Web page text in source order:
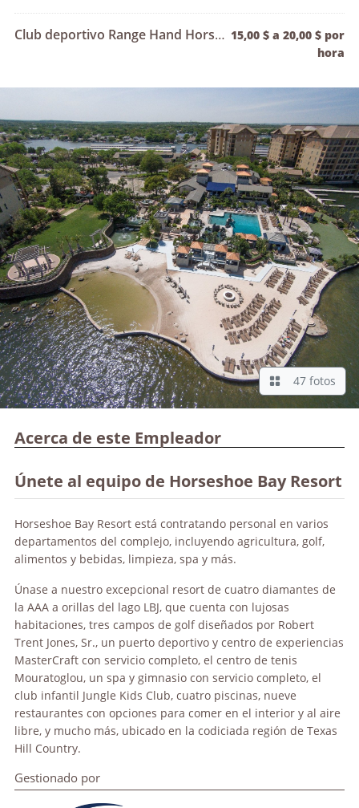
Club deportivo Range Hand Horseshoe Bay 15,00 $ a 20,00 $ por
hora
47 fotos
Acerca de este Empleador
Únete al equipo de Horseshoe Bay Resort
Horseshoe Bay Resort está contratando personal en varios
departamentos del complejo, incluyendo agricultura, golf,
alimentos y bebidas, limpieza, spa y más.
Únase a nuestro excepcional resort de cuatro diamantes de
la AAA a orillas del lago LBJ, que cuenta con lujosas
habitaciones, tres campos de golf diseñados por Robert
Trent Jones, Sr., un puerto deportivo y centro de experiencias
MasterCraft con servicio completo, el centro de tenis
Mouratoglou, un spa y gimnasio con servicio completo, el
club infantil Jungle Kids Club, cuatro piscinas, nueve
restaurantes con opciones para comer en el interior y al aire
libre, y mucho más, ubicado en la codiciada región de Texas
Hill Country.
Gestionado por